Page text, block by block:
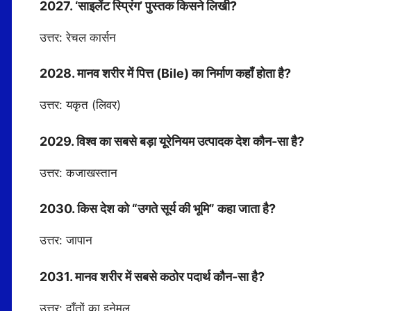
2027. ‘साइलेंट स्प्रिंग’ पुस्तक किसने लिखी?
उत्तर: रेचल कार्सन
2028. मानव शरीर में पित्त (Bile) का निर्माण कहाँ होता है?
उत्तर: यकृत (लिवर)
2029. विश्व का सबसे बड़ा यूरेनियम उत्पादक देश कौन-सा है?
उत्तर: कजाखस्तान
2030. किस देश को “उगते सूर्य की भूमि” कहा जाता है?
उत्तर: जापान
2031. मानव शरीर में सबसे कठोर पदार्थ कौन-सा है?
उत्तर: दाँतों का इनेमल